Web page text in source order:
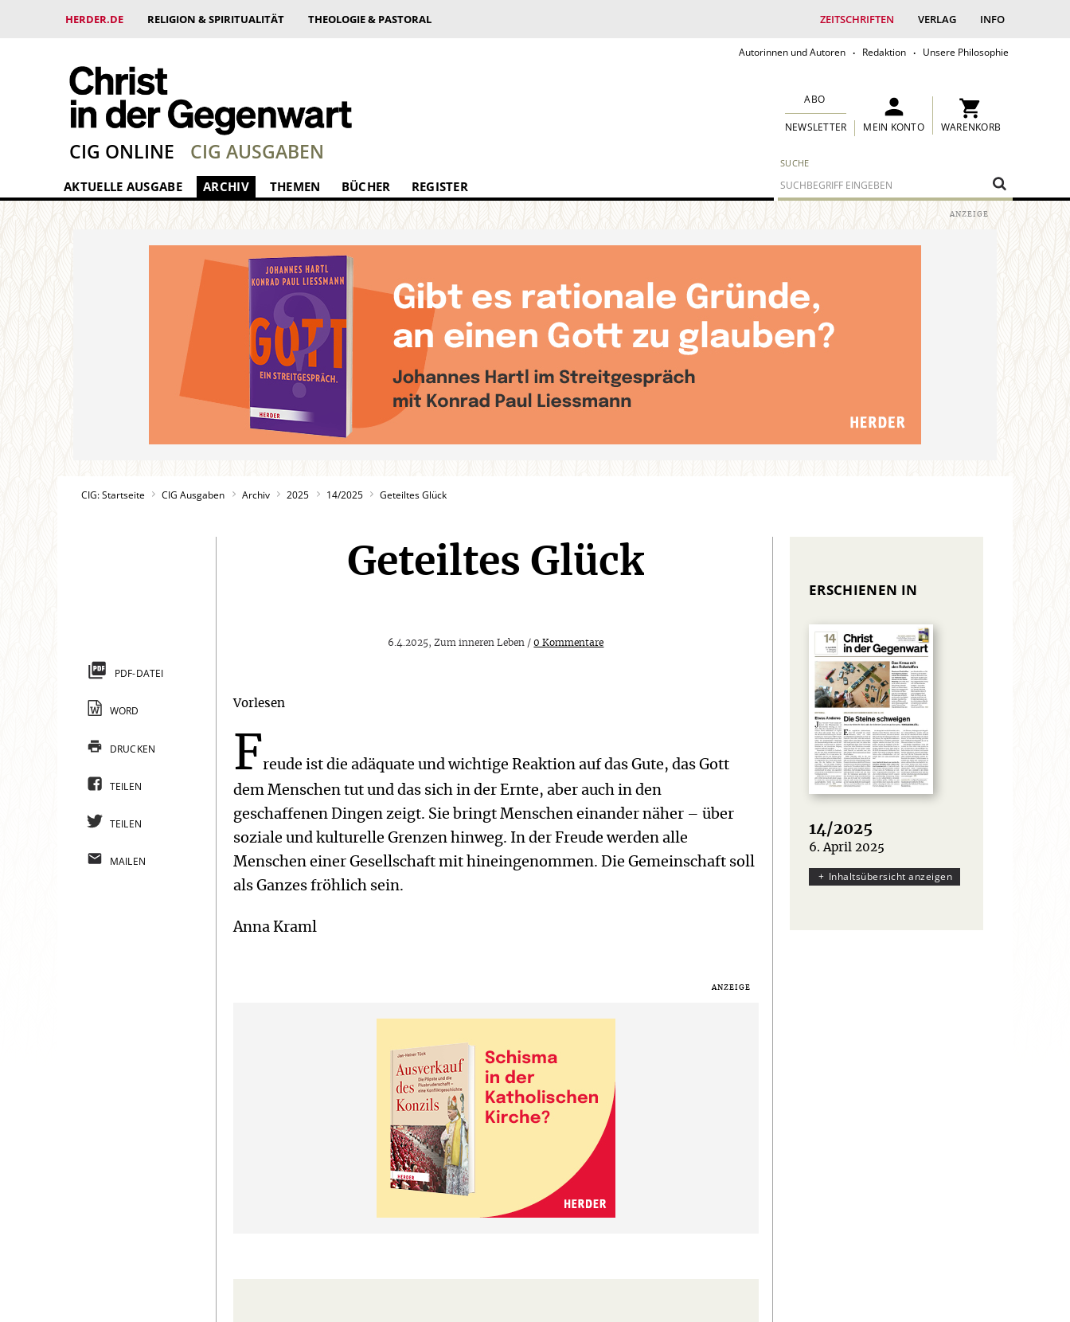
HERDER.DE RELIGION & SPIRITUALITÄT THEOLOGIE & PASTORAL ZEITSCHRIFTEN VERLAG INFO
Autorinnen und Autoren Redaktion Unsere Philosophie
SUCHE
ABO
NEWSLETTER MEIN KONTO WARENKORB
CIG ONLINE CIG AUSGABEN
AKTUELLE AUSGABE ARCHIV THEMEN BÜCHER REGISTER
CIG: Startseite CIG Ausgaben Archiv 2025 14/2025 Geteiltes Glück
Geteiltes Glück
6.4.2025, Zum inneren Leben /0 Kommentare
Vorlesen
Freude ist die adäquate und wichtige Reaktion auf das Gute, das Gott
dem Menschen tut und das sich in der Ernte, aber auch in den
geschaffenen Dingen zeigt. Sie bringt Menschen einander näher – über
soziale und kulturelle Grenzen hinweg. In der Freude werden alle
Menschen einer Gesellschaft mit hineingenommen. Die Gemeinschaft soll
als Ganzes fröhlich sein.
Anna Kraml
PDF-DATEI
WORD
DRUCKEN
TEILEN
TEILEN
MAILEN
ERSCHIENEN IN
14/2025
:
6. April 2025
Inhaltsübersicht anzeigen